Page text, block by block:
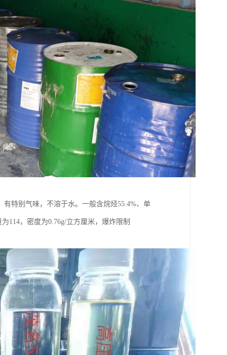
特别气味，不溶于水。一般含烷烃55.4%、单
114，密度为0.76g/立方厘米，爆炸限制